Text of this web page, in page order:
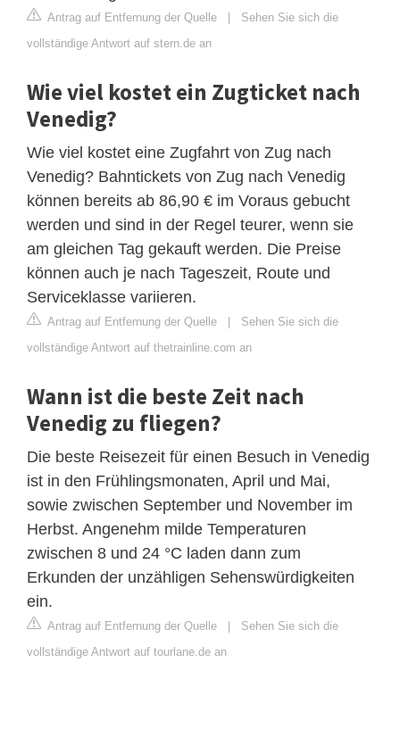
Antrag auf Entfernung der Quelle | Sehen Sie sich die
vollständige Antwort auf stern.de an
Wie viel kostet ein Zugticket nach
Venedig?
Wie viel kostet eine Zugfahrt von Zug nach
Venedig? Bahntickets von Zug nach Venedig
können bereits ab 86,90 € im Voraus gebucht
werden und sind in der Regel teurer, wenn sie
am gleichen Tag gekauft werden. Die Preise
können auch je nach Tageszeit, Route und
Serviceklasse variieren.
Antrag auf Entfernung der Quelle | Sehen Sie sich die
vollständige Antwort auf thetrainline.com an
Wann ist die beste Zeit nach
Venedig zu fliegen?
Die beste Reisezeit für einen Besuch in Venedig
ist in den Frühlingsmonaten, April und Mai,
sowie zwischen September und November im
Herbst. Angenehm milde Temperaturen
zwischen 8 und 24 °C laden dann zum
Erkunden der unzähligen Sehenswürdigkeiten
ein.
Antrag auf Entfernung der Quelle | Sehen Sie sich die
vollständige Antwort auf tourlane.de an